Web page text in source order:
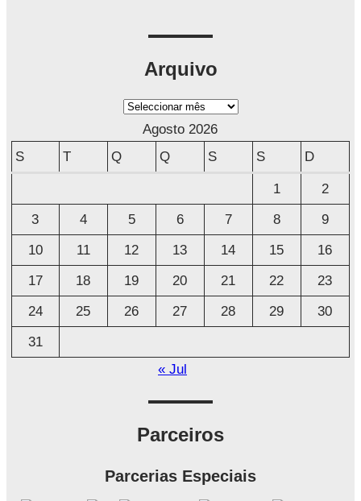
Arquivo
A
v
o
Agosto 2026
S
T Q Q S S D
1
2
3
4 5 6 7 8
9
10
11 12 13 14 15
16
17
18 19 20 21 22
23
24
25 26 27 28 29
30
31
« Jul
Parceiros
Parcerias Especiais